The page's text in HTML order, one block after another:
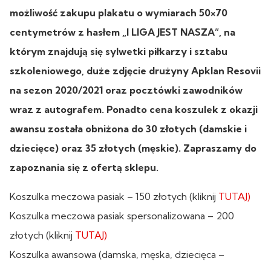
możliwość zakupu plakatu o wymiarach 50×70
centymetrów z hasłem „I LIGA JEST NASZA”, na
którym znajdują się sylwetki piłkarzy i sztabu
szkoleniowego, duże zdjęcie drużyny Apklan Resovii
na sezon 2020/2021 oraz pocztówki zawodników
wraz z autografem. Ponadto cena koszulek z okazji
awansu została obniżona do 30 złotych (damskie i
dziecięce) oraz 35 złotych (męskie). Zapraszamy do
zapoznania się z ofertą sklepu.
Koszulka meczowa pasiak – 150 złotych (kliknij TUTAJ)
Koszulka meczowa pasiak spersonalizowana – 200
złotych (kliknij TUTAJ)
Koszulka awansowa (damska, męska, dziecięca –